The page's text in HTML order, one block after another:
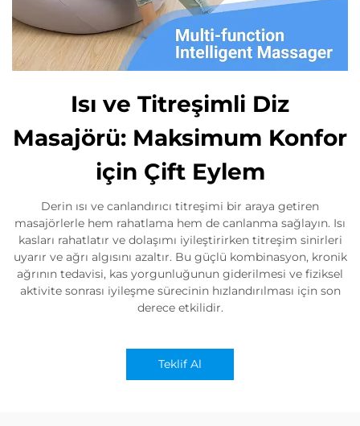
Isı ve Titreşimli Diz
Masajörü: Maksimum Konfor
için Çift Eylem
Derin ısı ve canlandırıcı titreşimi bir araya getiren
masajörlerle hem rahatlama hem de canlanma sağlayın. Isı
kasları rahatlatır ve dolaşımı iyileştirirken titreşim sinirleri
uyarır ve ağrı algısını azaltır. Bu güçlü kombinasyon, kronik
ağrının tedavisi, kas yorgunluğunun giderilmesi ve fiziksel
aktivite sonrası iyileşme sürecinin hızlandırılması için son
derece etkilidir.
Teklif Al